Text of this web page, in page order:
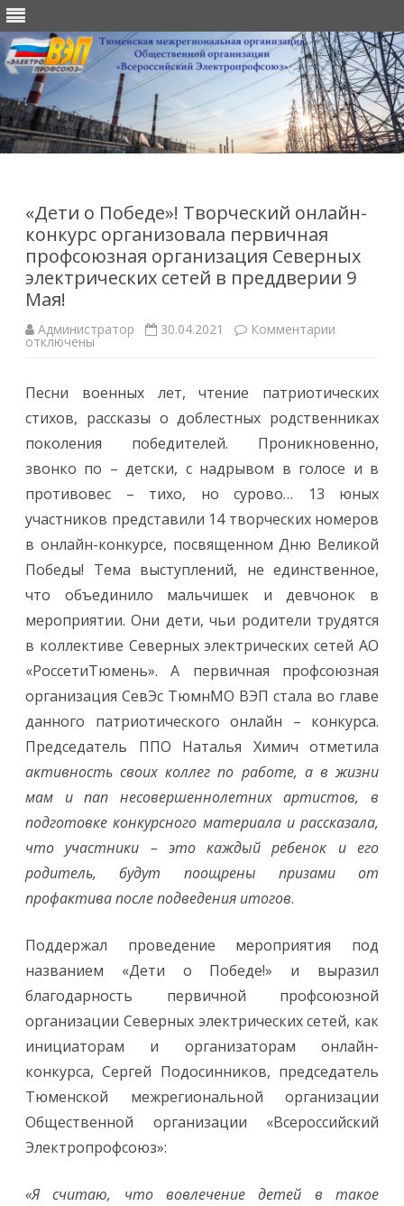
«Дети о Победе»! Творческий онлайн-
конкурс организовала первичная
профсоюзная организация Северных
электрических сетей в преддверии 9
Мая!
Администратор 30.04.2021 Комментарии
конкурс
первичная
в
9
отключены
Песни военных лет, чтение патриотических
стихов, рассказы о доблестных родственниках
поколения победителей. Проникновенно,
звонко по – детски, с надрывом в голосе и в
противовес – тихо, но сурово… 13 юных
участников представили 14 творческих номеров
в онлайн-конкурсе, посвященном Дню Великой
Победы! Тема выступлений, не единственное,
что объединило мальчишек и девчонок в
мероприятии. Они дети, чьи родители трудятся
в коллективе Северных электрических сетей АО
«РоссетиТюмень». А первичная профсоюзная
организация СевЭс ТюмнМО ВЭП стала во главе
данного патриотического онлайн – конкурса.
Председатель ППО Наталья Химич отметила
активность своих коллег по работе, а в жизни
мам и пап несовершеннолетних артистов, в
подготовке конкурсного материала и рассказала,
что участники – это каждый ребенок и его
родитель, будут поощрены призами от
профактива после подведения итогов.
Поддержал проведение мероприятия под
названием «Дети о Победе!» и выразил
благодарность первичной профсоюзной
организации Северных электрических сетей, как
инициаторам и организаторам онлайн-
конкурса, Сергей Подосинников, председатель
Тюменской межрегиональной организации
Общественной организации «Всероссийский
Электропрофсоюз»:
«Я считаю, что вовлечение детей в такое